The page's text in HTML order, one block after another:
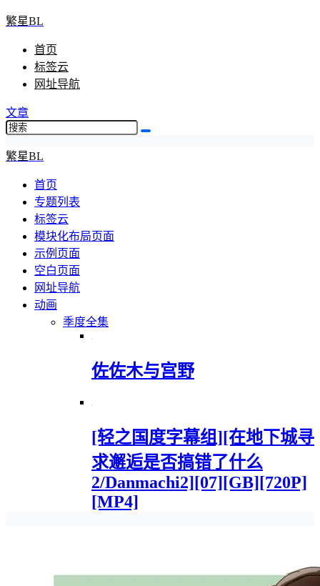
繁星BL
首页
标签云
网址导航
文章
繁星BL
首页
专题列表
标签云
模块化布局页面
示例页面
空白页面
网址导航
动画
季度全集
佐佐木与宫野
[轻之国度字幕组][在地下城寻
求邂逅是否搞错了什么
2/Danmachi2][07][GB][720P]
[MP4]